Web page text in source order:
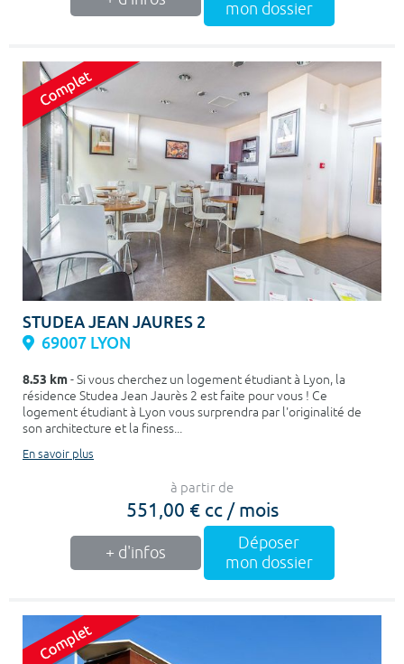
mon dossier
STUDEA JEAN JAURES 2
69007 LYON
8.53 km- Si vous cherchez un logement étudiant à Lyon, la
résidence Studea Jean Jaurès 2 est faite pour vous ! Ce
logement étudiant à Lyon vous surprendra par l'originalité de
son architecture et la finess...
En savoir plus
à partir de
551,00 € cc / mois
+ d'infos
Déposer
mon dossier